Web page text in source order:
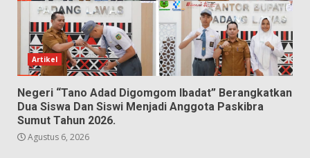
Artikel
Negeri “Tano Adad Digomgom Ibadat” Berangkatkan
Dua Siswa Dan Siswi Menjadi Anggota Paskibra
Sumut Tahun 2026.
Agustus 6, 2026